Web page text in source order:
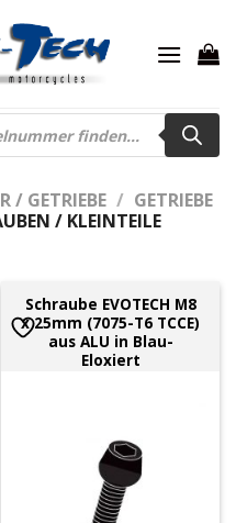
/ GETRIEBE / GETRIEBE
/ KLEINTEILE
Schraube EVOTECH M8
x 25mm (7075-T6 TCCE)
aus ALU in Blau-
Eloxiert